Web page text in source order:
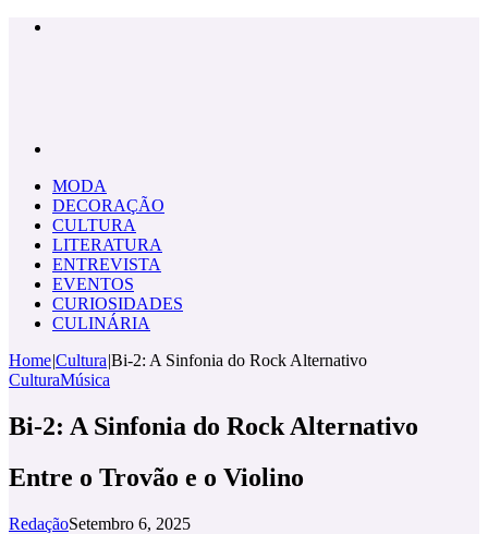
MODA
DECORAÇÃO
CULTURA
LITERATURA
ENTREVISTA
EVENTOS
CURIOSIDADES
CULINÁRIA
Home|Cultura|Bi-2: A Sinfonia do Rock Alternativo
CulturaMúsica
Bi-2: A Sinfonia do Rock Alternativo
Entre o Trovão e o Violino
RedaçãoSetembro 6, 2025